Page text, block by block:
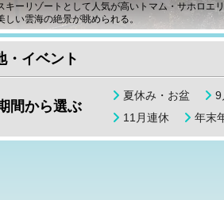
キーリゾートとして人気が高いトマム・サホロエ
い雲海の絶景が眺められる。
・イベント
間から選ぶ
夏休み・お盆
9
11月連休
年末